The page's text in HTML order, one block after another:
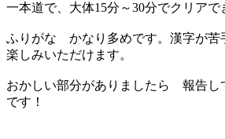
一本道で、大体15分～30分でクリアで
ふりがな かなり多めです。漢字が苦
楽しみいただけます。
おかしい部分がありましたら 報告
です！